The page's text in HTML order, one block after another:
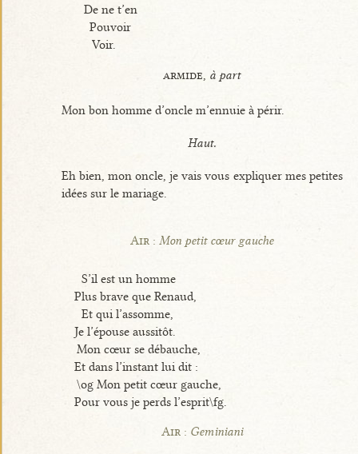
De ne t’en
Pouvoir
Voir.
armide, à part
Mon bon homme d’oncle m’ennuie à périr.
Haut.
Eh bien, mon oncle, je vais vous expliquer mes petites
idées sur le mariage.
Air :Mon petit cœur gauche
S’il est un homme
Plus brave que Renaud,
Et qui l’assomme,
Je l’épouse aussitôt.
Mon cœur se débauche,
Et dans l’instant lui dit :
\og Mon petit cœur gauche,
Pour vous je perds l’esprit\fg.
Air : Geminiani